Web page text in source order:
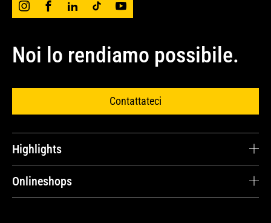
Noi lo rendiamo possibile.
Contattateci
Highlights
Onlineshops